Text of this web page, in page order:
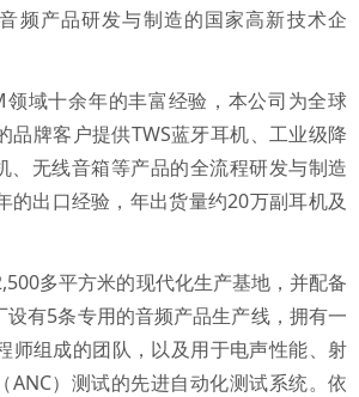
频产品研发与制造的国家高新技术企
域十余年的丰富经验，本公司为全球
品牌客户提供TWS蓝牙耳机、工业级降
、无线音箱等产品的全流程研发与制造
的出口经验，年出货量约20万副耳机及
多平方米的现代化生产基地，并配备
设有5条专用的音频产品生产线，拥有一
师组成的团队，以及用于电声性能、射
ANC）测试的先进自动化测试系统。依